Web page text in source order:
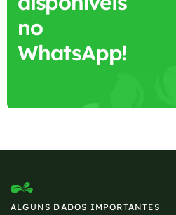
no
WhatsApp!
ALGUNS DADOS IMPORTANTES